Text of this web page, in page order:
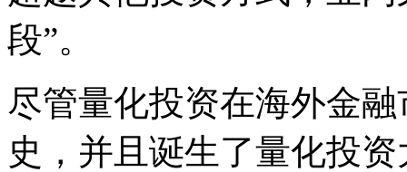
段”。
尽管量化投资在海外金
史，并且诞生了量化投